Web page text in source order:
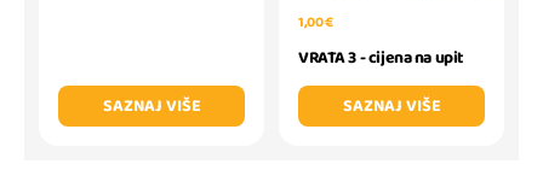
SAZNAJ VIŠE
1,00 €
VRATA 3 - cijena na upit
SAZNAJ VIŠE